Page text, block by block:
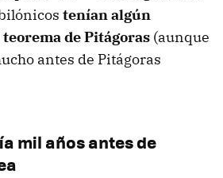
tenían algún
de Pitágoras (aunque
antes de Pitágoras
mil años antes de